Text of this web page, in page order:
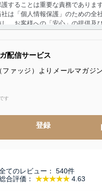
することは重要な責務でありま
社は「個人情報保護」のための全
し、お客様への「安心」の提供及
の取得・利用・提供について
、個人情報の取得・利用・提供に
・提供を行います。また、当社
は行いません。当社においては
実にするため、従業者等の教育を
、個人情報に関連する法令、国が
配信サービス
ファッジ）よりメールマガジ
す
登録
合評価： ★★★★★ 4.63
てのレビュー： 540件